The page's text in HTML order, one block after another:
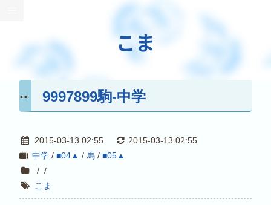
こま
9997899駒-中学
2015-03-13 02:55
2015-03-13 02:55
中学/ ■04▲ / 馬/ ■05▲
/ /
こま